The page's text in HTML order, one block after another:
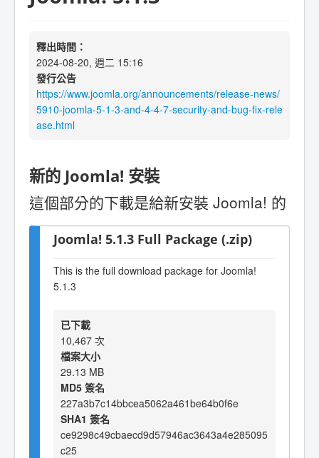
釋出時間：
2024-08-20, 週二 15:16
發行公告
https://www.joomla.org/announcements/release-news/
5910-joomla-5-1-3-and-4-4-7-security-and-bug-fix-rele
ase.html
新的 Joomla! 安裝
這個部分的下載是給新安裝 Joomla! 的
Joomla! 5.1.3 Full Package (.zip)
This is the full download package for Joomla!
5.1.3
已下載
10,467 次
檔案大小
29.13 MB
MD5 簽名
227a3b7c14bbcea5062a461be64b0f6e
SHA1 簽名
ce9298c49cbaecd9d57946ac3643a4e285095
c25